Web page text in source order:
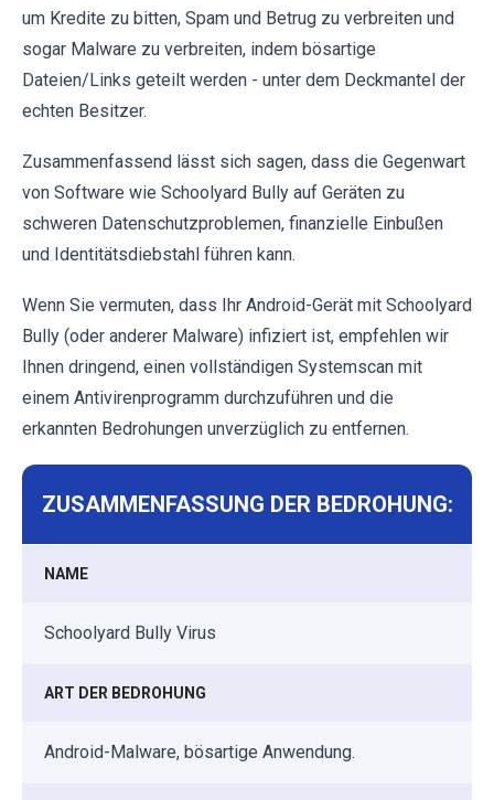
um Kredite zu bitten, Spam und Betrug zu verbreiten und
sogar Malware zu verbreiten, indem bösartige
Dateien/Links geteilt werden - unter dem Deckmantel der
echten Besitzer.
Zusammenfassend lässt sich sagen, dass die Gegenwart
von Software wie Schoolyard Bully auf Geräten zu
schweren Datenschutzproblemen, finanzielle Einbußen
und Identitätsdiebstahl führen kann.
Wenn Sie vermuten, dass Ihr Android-Gerät mit Schoolyard
Bully (oder anderer Malware) infiziert ist, empfehlen wir
Ihnen dringend, einen vollständigen Systemscan mit
einem Antivirenprogramm durchzuführen und die
erkannten Bedrohungen unverzüglich zu entfernen.
ZUSAMMENFASSUNG DER BEDROHUNG:
NAME
Schoolyard Bully Virus
ART DER BEDROHUNG
Android-Malware, bösartige Anwendung.